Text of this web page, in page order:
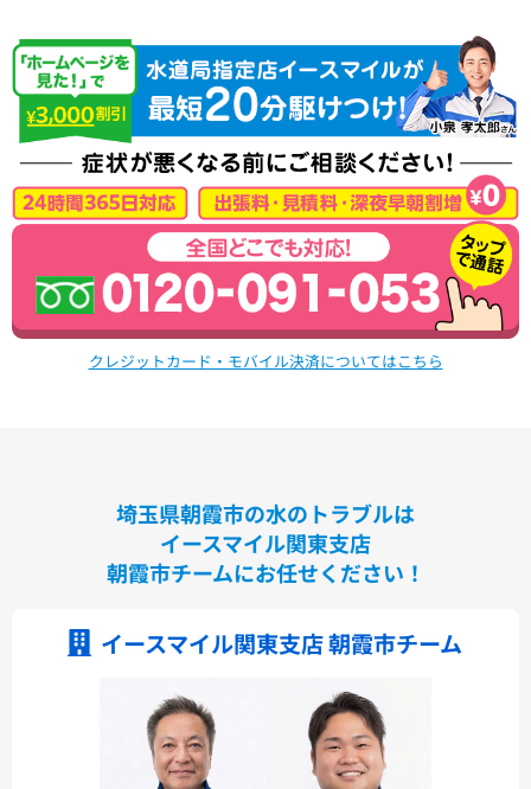
クレジットカード・モバイル決済についてはこちら
埼玉県朝霞市の水のトラブルは
イースマイル関東支店
朝霞市チームにお任せください！
イースマイル関東支店 朝霞市チーム